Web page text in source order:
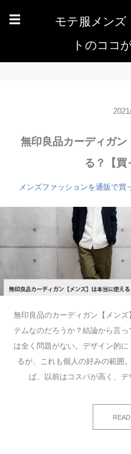
☰
モテ服メンズ
トのココ
無印良品カーディガン
る？【買
メンズファッションを通販で買
無印良品のカーディガン【メン
テムなのだろうか？結論から言
は全く問題がない。デザイン的
るが、これも個人の好みの範囲
ば、以前はコスパが高く、